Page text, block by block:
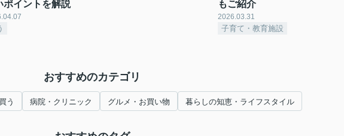
ポイントを解説
もご紹介
2026.03.31
子育て・教育施設
おすすめのカテゴリ
買う 病院・クリニック グルメ・お買い物 暮らしの知恵・ライフスタイル